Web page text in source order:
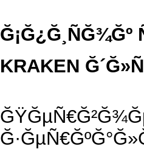
KRAKEN